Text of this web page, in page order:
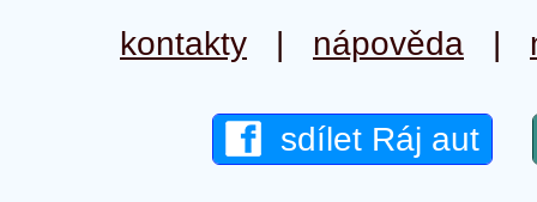
kontakty | nápověda |
sdílet Ráj aut